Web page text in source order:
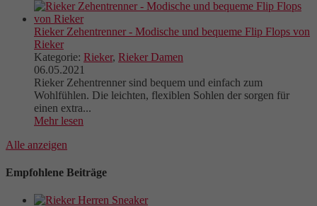
Rieker Zehentrenner - Modische und bequeme Flip Flops von
Rieker
Kategorie: Rieker, Rieker Damen
06.05.2021
Rieker Zehentrenner sind bequem und einfach zum
Wohlfühlen. Die leichten, flexiblen Sohlen der sorgen für
einen extra...
Mehr lesen
Alle anzeigen
Empfohlene Beiträge